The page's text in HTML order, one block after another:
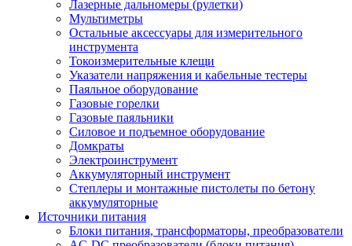
Лазерные дальномеры (рулетки)
Мультиметры
Остальные аксессуары для измерительного
инструмента
Токоизмерительные клещи
Указатели напряжения и кабельные тестеры
Паяльное оборудование
Газовые горелки
Газовые паяльники
Силовое и подъемное оборудование
Домкраты
Электроинструмент
Аккумуляторный инструмент
Степлеры и монтажные пистолеты по бетону
аккумуляторные
Источники питания
Блоки питания, трансформаторы, преобразователи